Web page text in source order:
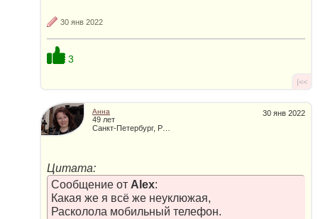
30 янв 2022
3
|<<
30 янв 2022
Анна
49 лет
Цитата:
Сообщение от Alex:
Какая же я всё же неуклюжая,
Расколола мобильный телефон.